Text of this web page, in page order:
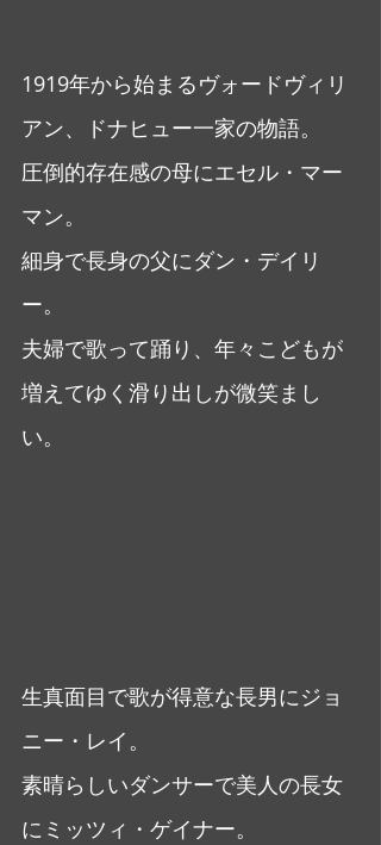
1919年から始まるヴォードヴィリ
アン、ドナヒュー一家の物語。
圧倒的存在感の母にエセル・マー
マン。
細身で長身の父にダン・デイリ
ー。
夫婦で歌って踊り、年々こどもが
増えてゆく滑り出しが微笑まし
い。
生真面目で歌が得意な長男にジョ
ニー・レイ。
素晴らしいダンサーで美人の長女
にミッツィ・ゲイナー。